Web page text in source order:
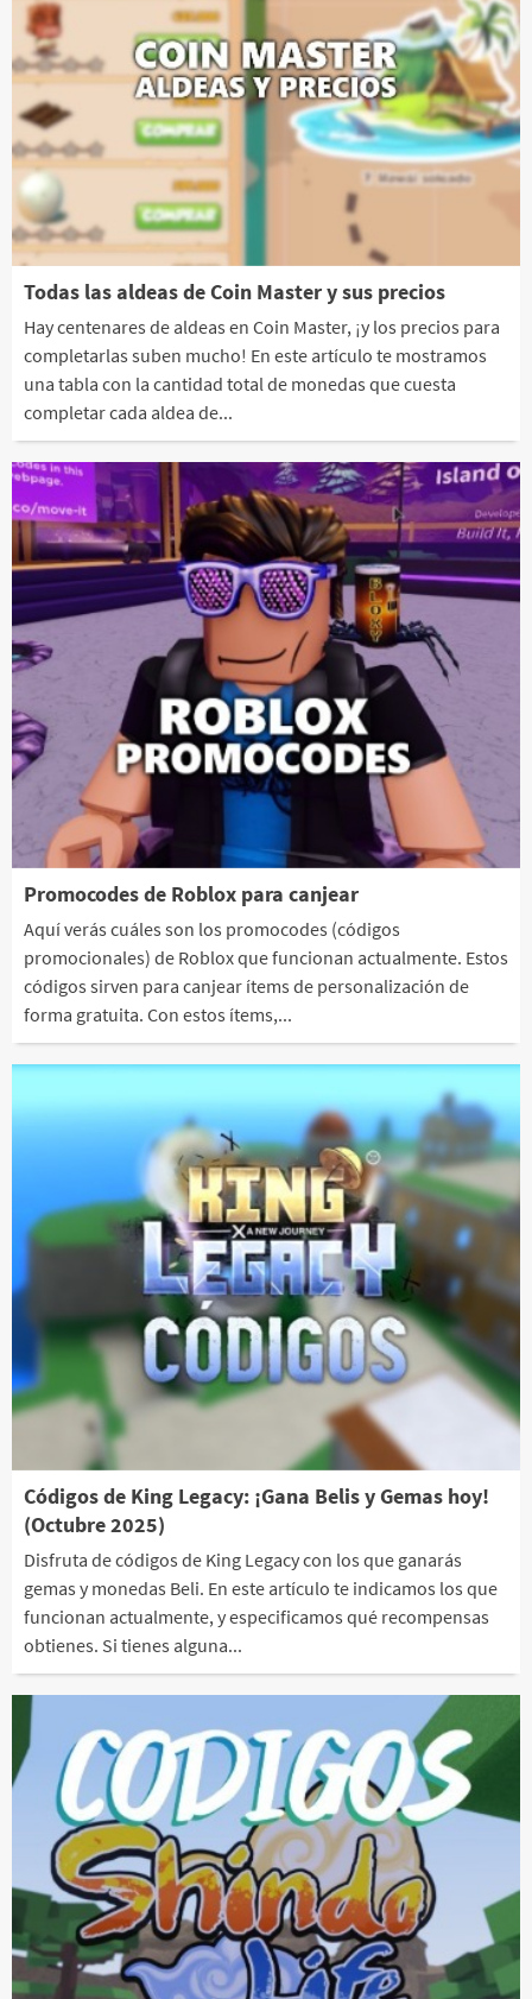
Todas las aldeas de Coin Master y sus precios
Hay centenares de aldeas en Coin Master, ¡y los precios para
completarlas suben mucho! En este artículo te mostramos
una tabla con la cantidad total de monedas que cuesta
completar cada aldea de...
Promocodes de Roblox para canjear
Aquí verás cuáles son los promocodes (códigos
promocionales) de Roblox que funcionan actualmente. Estos
códigos sirven para canjear ítems de personalización de
forma gratuita. Con estos ítems,...
Códigos de King Legacy: ¡Gana Belis y Gemas hoy!
(Octubre 2025)
Disfruta de códigos de King Legacy con los que ganarás
gemas y monedas Beli. En este artículo te indicamos los que
funcionan actualmente, y especificamos qué recompensas
obtienes. Si tienes alguna...